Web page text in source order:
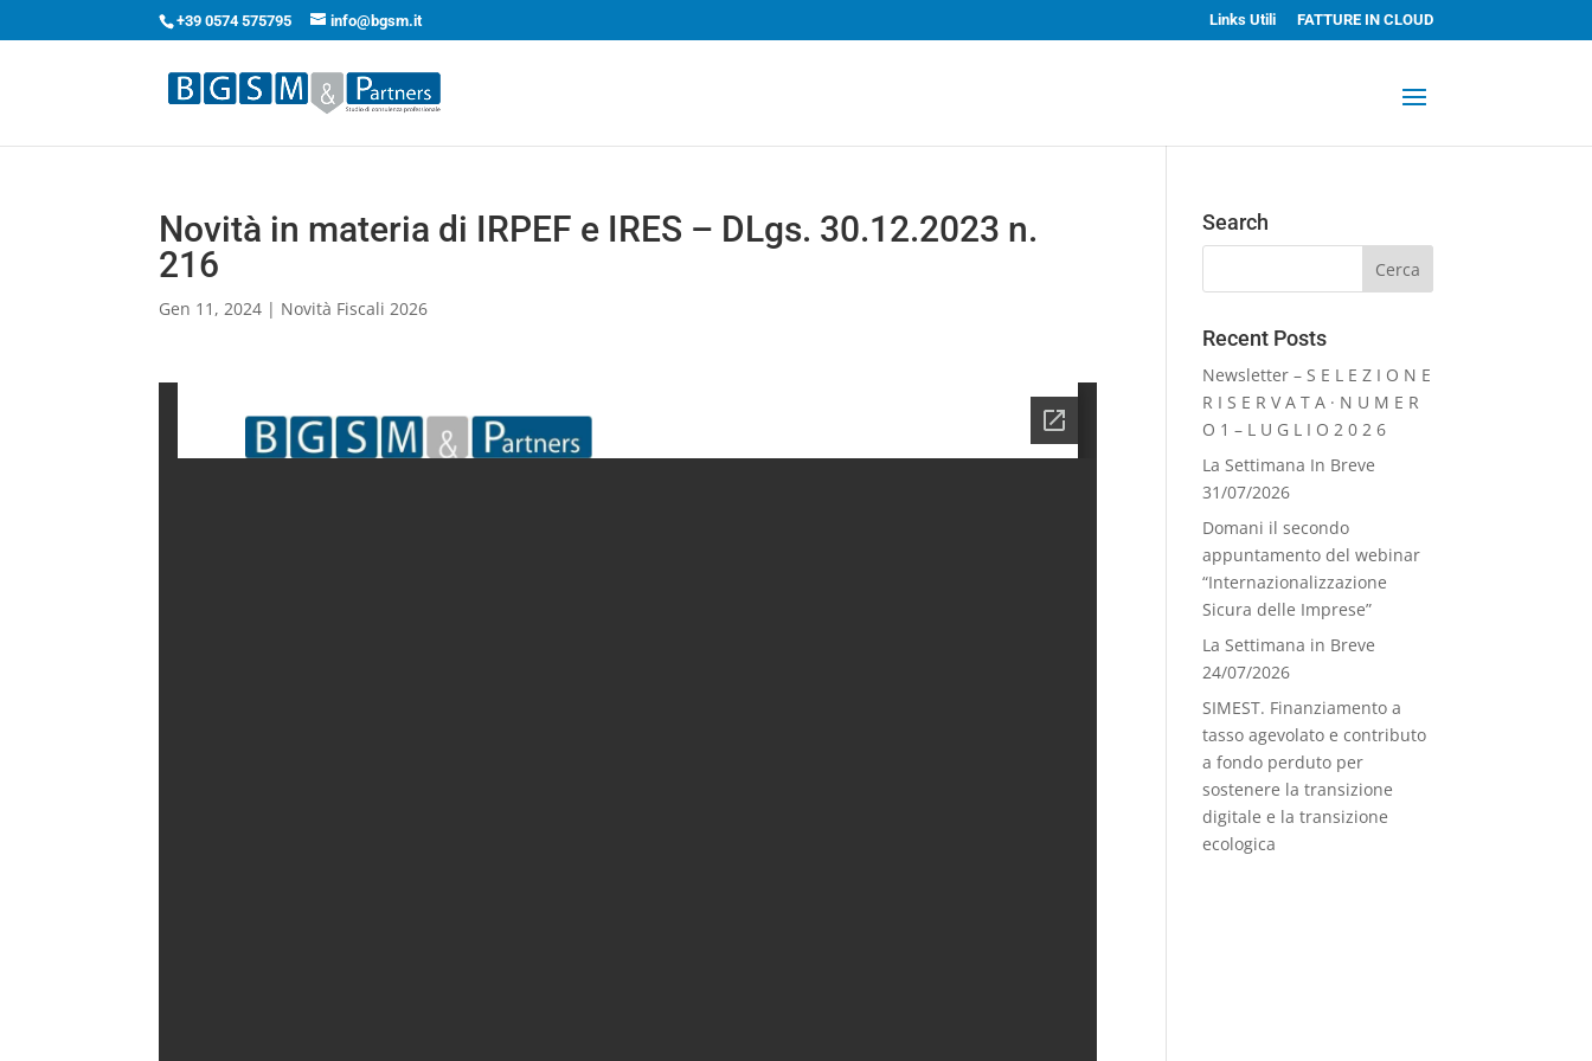
+39 0574 575795 info@bgsm.it Links Utili FATTURE IN CLOUD
Novità in materia di IRPEF e IRES – DLgs. 30.12.2023 n.
216
Gen 11, 2024 | Novità Fiscali 2026
Search
Recent Posts
Newsletter – S E L E Z I O N E
R I S E R V A T A · N U M E R
O 1 – L U G L I O 2 0 2 6
La Settimana In Breve
31/07/2026
Domani il secondo
appuntamento del webinar
“Internazionalizzazione
Sicura delle Imprese”
La Settimana in Breve
24/07/2026
SIMEST. Finanziamento a
tasso agevolato e contributo
a fondo perduto per
sostenere la transizione
digitale e la transizione
ecologica